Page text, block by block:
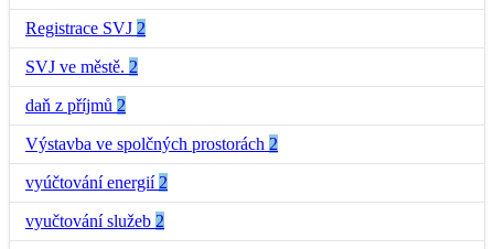
Registrace SVJ 2
SVJ ve městě. 2
daň z příjmů 2
Výstavba ve spolčných prostorách 2
vyúčtování energií 2
vyučtování služeb 2